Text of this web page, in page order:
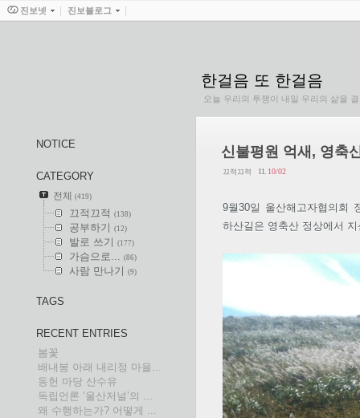
NOTICE
CATEGORY
전체 (419)
끄적끄적 (138)
공부하기 (12)
발로 쓰기 (177)
가슴으로... (86)
사람 만나기 (9)
TAGS
RECENT ENTRIES
봄꽃
배내봉 아래 내리정 마을...
동헌 마당 산수유
독립언론 ‘울산저널’의 ...
왜 수행하는가? 어떻게 ...
한걸음 또 한걸음
오늘 우리의 투쟁이 내일 우리의 삶을
신불평원 억새, 영축
끄적끄적 11. 10/02
9월30일 울산해고자협의회
하산길은 영축산 정상에서
진보넷 진보블로그